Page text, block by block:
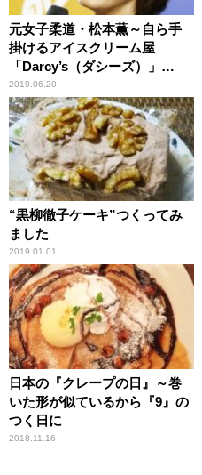
元女子柔道・松本薫～自ら手
掛けるアイスクリーム屋
「Darcy’s（ダシーズ）」
の“罪悪感のないアイスクリー
ム”とは
2019.06.20
“黒柳徹子ケーキ”つくってみ
ました
2019.01.01
日本の『クレープの日』～巻
いた形が似ているから『9』の
つく日に
2018.11.16